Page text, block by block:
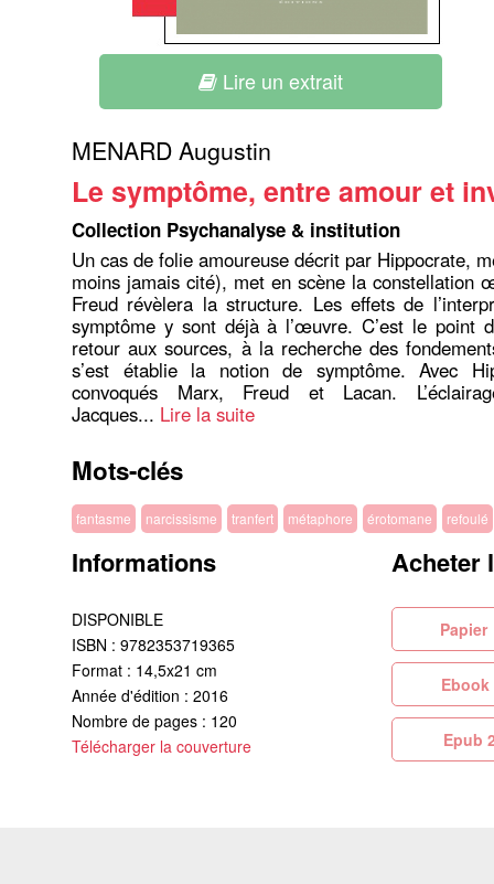
Lire un extrait
MENARD Augustin
Le symptôme, entre amour et
Collection Psychanalyse & institution
Un cas de folie amoureuse décrit par Hippocrate,
moins jamais cité), met en scène la constellation
Freud révèlera la structure. Les effets de
symptôme y sont déjà à l’œuvre. C’est le point
retour aux sources, à la recherche des
s’est établie la notion de symptôme. Avec
convoqués Marx, Freud et Lacan.
Jacques... Lire la suite
Mots-clés
fantasme narcissisme tranfert métaphore érotomane refoulé
Informations
DISPONIBLE
ISBN : 9782353719365
Format : 14,5x21 cm
Année d'édition : 2016
Nombre de pages : 120
Télécharger la couverture
Acheter